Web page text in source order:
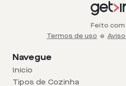
Feito
Termos de uso e
Navegue
Início
Tipos de Cozinha